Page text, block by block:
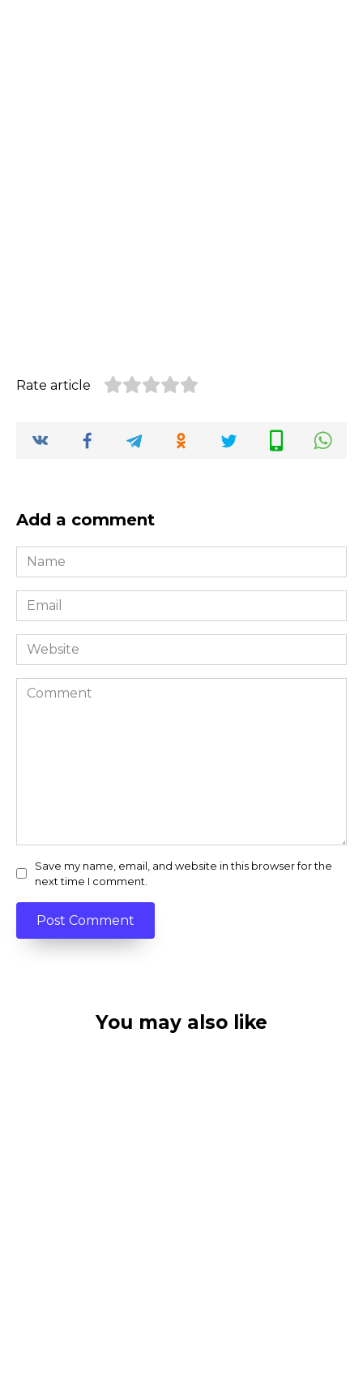
Rate article
Add a comment
Name
*
Email
*
Website
Comment
Save my name, email, and website in this browser for the
next time I comment.
You may also like